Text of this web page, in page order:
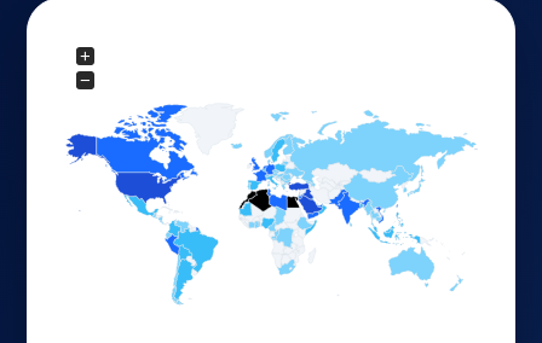
+
−